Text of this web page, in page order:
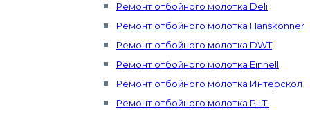
Ремонт отбойного молотка Deli
Ремонт отбойного молотка Hanskonner
Ремонт отбойного молотка DWT
Ремонт отбойного молотка Einhell
Ремонт отбойного молотка Интерскол
Ремонт отбойного молотка P.I.T.